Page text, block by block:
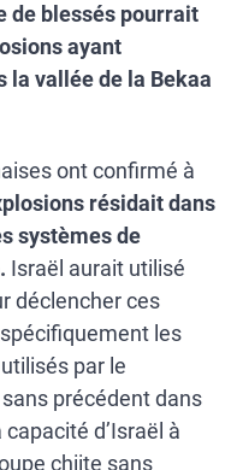
de blessés pourrait
ayant
la vallée de la Bekaa
ont confirmé à
résidait dans
systèmes de
Israël aurait utilisé
déclencher ces
les
par le
précédent dans
d’Israël à
chiite sans